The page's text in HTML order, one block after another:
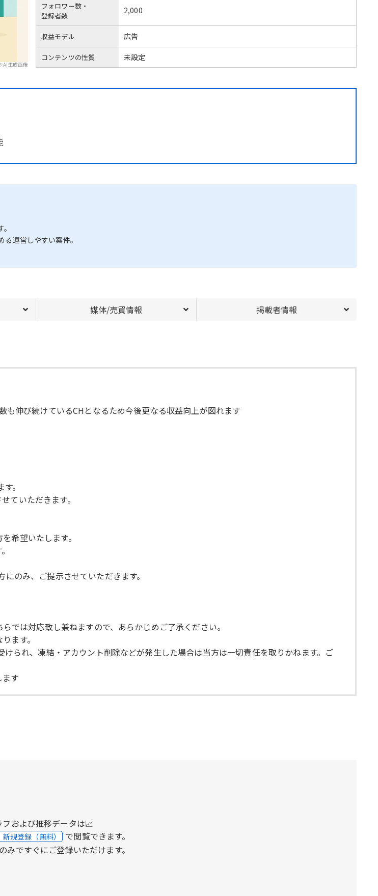
生成画像
フォロワー数・
登録者数
2,000
収益モデル 広告
コンテンツの性質 未設定
運営しやすい案件。
媒体/売買情報 掲載者情報
も伸び続けているCHとなるため今後更なる収益向上が図れます
。
ていただきます。
希望いたします。
のみ、ご提示させていただきます。
では対応致し兼ねますので、あらかじめご了承ください。
ます。
られ、凍結・アカウント削除などが発生した場合は当方は一切責任を取りかねます。ご
す
フおよび推移データは📈
新規登録（無料） で閲覧できます。
みですぐにご登録いただけます。